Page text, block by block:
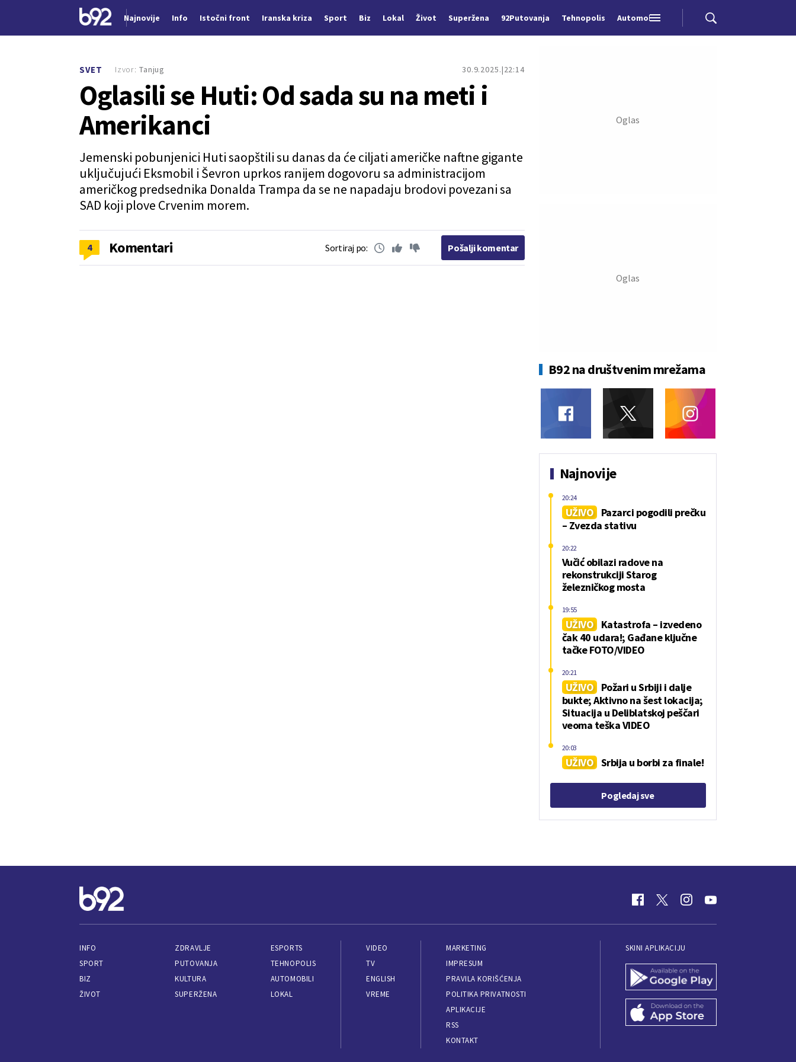
Najnovije Info Istočni front Iranska kriza Sport Biz Lokal Život Superžena 92Putovanja Tehnopolis Automobili
SVET 30.9.2025. 22:14
Oglasili se Huti: Od sada su na meti i
Amerikanci
Jemenski pobunjenici Huti saopštili su danas da će ciljati američke naftne gigante
uključujući Eksmobil i Ševron uprkos ranijem dogovoru sa administracijom
američkog predsednika Donalda Trampa da se ne napadaju brodovi povezani sa
SAD koji plove Crvenim morem.
Izvor: Tanjug
4 Komentari Sortiraj po: Pošalji komentar
B92 na društvenim mrežama
Najnovije
UŽIVO
Pazarci pogodili prečku
– Zvezda stativu
20:24
Vučić obilazi radove na
rekonstrukciji Starog
železničkog mosta
20:22
UŽIVO
Katastrofa – izvedeno
čak 40 udara!; Gađane ključne
tačke FOTO/VIDEO
19:55
UŽIVO
Požari u Srbiji i dalje
bukte; Aktivno na šest lokacija;
Situacija u Deliblatskoj peščari
veoma teška VIDEO
20:21
UŽIVO Srbija u borbi za finale!
20:03
Pogledaj sve
INFO
SPORT
BIZ
ŽIVOT
ZDRAVLJE
PUTOVANJA
KULTURA
SUPERŽENA
ESPORTS
TEHNOPOLIS
AUTOMOBILI
LOKAL
VIDEO
TV
ENGLISH
VREME
MARKETING
IMPRESUM
PRAVILA KORIŠĆENJA
POLITIKA PRIVATNOSTI
APLIKACIJE
RSS
KONTAKT
SKINI APLIKACIJU